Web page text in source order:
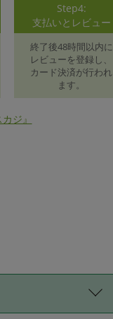
Step4:
支払いとレビュー
終了後48時間以内に
レビューを登録し、
カード決済が行われ
ます。
ジ』